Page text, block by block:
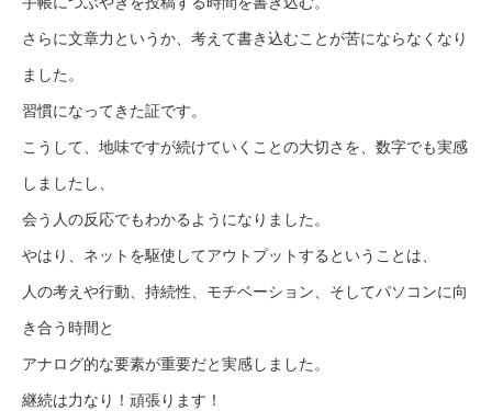
さらに文章力というか、考えて書き込むことが苦にならなくなり
ました。
習慣になってきた証です。
こうして、地味ですが続けていくことの大切さを、数字でも実感
しましたし、
会う人の反応でもわかるようになりました。
やはり、ネットを駆使してアウトプットするということは、
人の考えや行動、持続性、モチベーション、そしてパソコンに向
き合う時間と
アナログ的な要素が重要だと実感しました。
継続は力なり！頑張ります！